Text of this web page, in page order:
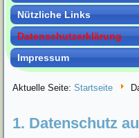
Nützliche Links
Datenschutzerklärung
Impressum
Aktuelle Seite:Startseite
1. Datenschutz